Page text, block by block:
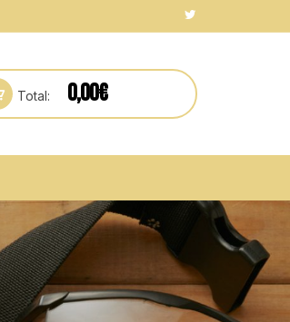
Total: 0,00€